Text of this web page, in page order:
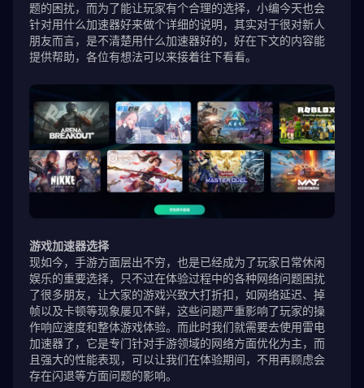
题的困扰，而为了能让玩家有个合理的选择，小编今天也会
针对用什么加速器好来做个详细的说明，其实对于很对新人
朋友而言，是不清楚用什么加速器好的，好在下文的内容能
提供帮助，各位有想法可以来接着往下看看。
游戏加速器选择
现如今，手游方面层出不穷，也是已经成为了玩家日常休闲
娱乐的重要选择，只不过在体验过程中的各种网络问题困扰
了很多朋友，让大家的游戏兴致大打折扣，如网络延迟、掉
帧以及卡顿等现象屡见不鲜，这些问题严重影响了玩家的操
作响应速度和整体游戏体验。而此时我们就需要去使用雷电
加速器了，它是专门针对手游领域的网络方面优化为主，而
且强大的性能表现，可以让我们在体验期间，不用再顾虑会
存在闪退等方面问题的影响。